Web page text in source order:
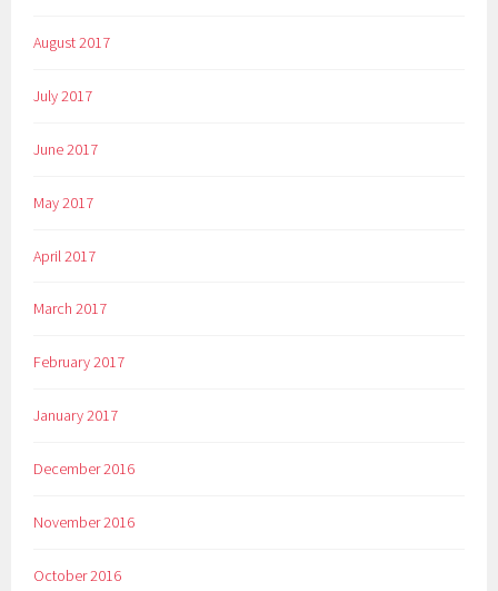
August 2017
July 2017
June 2017
May 2017
April 2017
March 2017
February 2017
January 2017
December 2016
November 2016
October 2016